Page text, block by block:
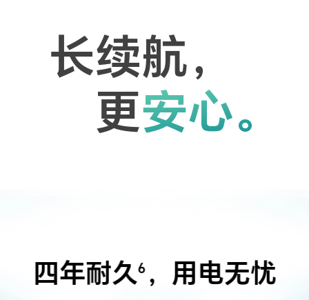
长续航，
更安心。
四年耐久6，用电无忧